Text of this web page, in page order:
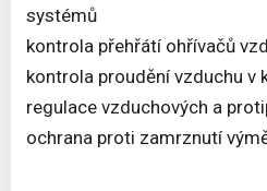
systémů
kontrola přehřátí ohřívačů
kontrola proudění vzduchu v
regulace vzduchových a
ochrana proti zamrznutí